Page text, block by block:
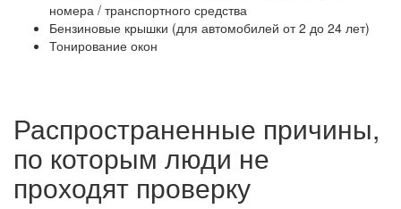
номера / транспортного средства
Бензиновые крышки (для автомобилей от 2 до 24 лет)
Тонирование окон
Распространенные причины,
по которым люди не
проходят проверку